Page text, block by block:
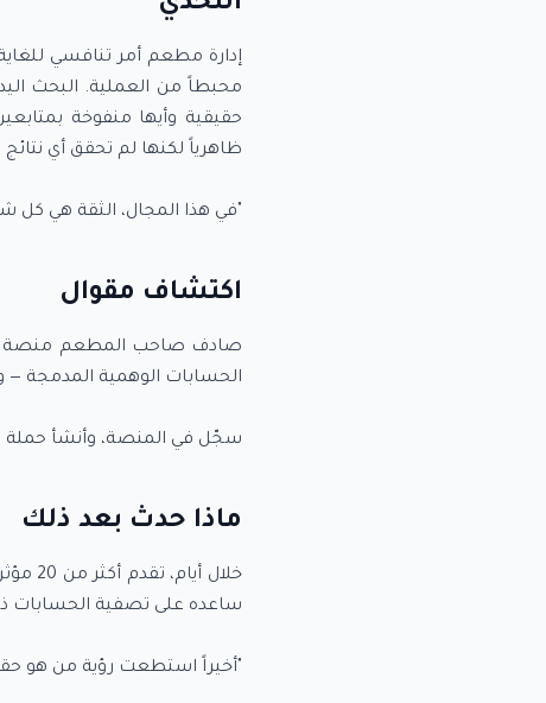
إدارة مطعم أمر تنافسي
محبطاً من العملية. البحث
حقيقية وأيها منفوخة
"في هذا المجال، الثقة هي كل
اكتشاف مقوال
صادف صاحب المطعم منصة
سجّل في المنصة، وأنشأ حملة
ماذا حدث بعد ذلك